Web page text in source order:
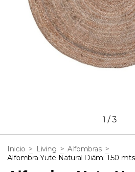
1 /3
Inicio > Living > Alfombras >
Alfombra Yute Natural Diám: 1.50 mts